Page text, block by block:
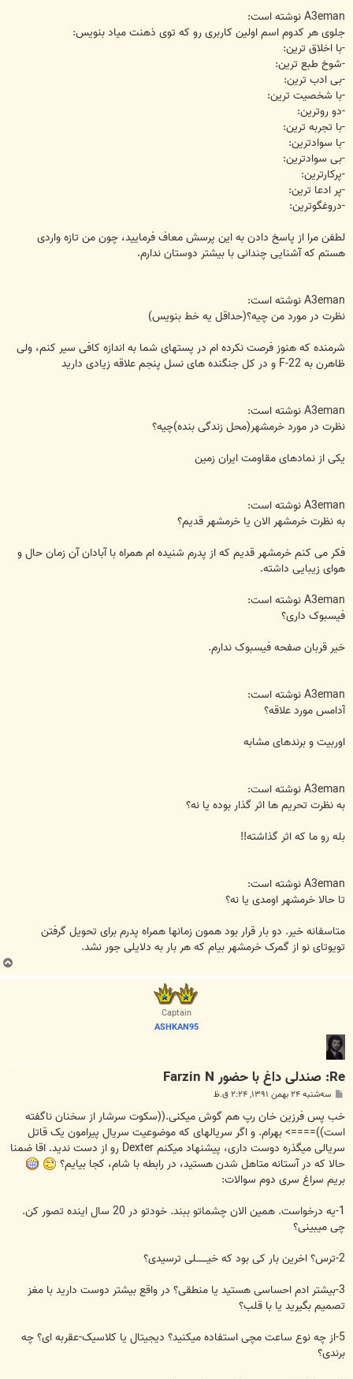
A3eman نوشته است:
جلوی هر کدوم اسم اولین کاربری رو که توی ذهنت میاد بنویس:
-با اخلاق ترین:
-شوخ طبع ترین:
-بی ادب ترین:
-با شخصیت ترین:
-دو روترین:
-با تجربه ترین:
-با سوادترین:
-بی سوادترین:
-پرکارترین:
-پر ادعا ترین:
-دروغگوترین:
لطفن مرا از پاسخ دادن به این پرسش معاف فرمایید، چون من تازه واردی
هستم که آشنایی چندانی با بیشتر دوستان ندارم.
A3eman نوشته است:
نظرت در مورد من چیه؟(حداقل یه خط بنویس)
شرمنده که هنوز فرصت نکرده ام در پستهای شما به اندازه کافی سیر کنم، ولی
ظاهرن به F-22 و در کل جنگنده های نسل پنجم علاقه زیادی دارید
A3eman نوشته است:
نظرت در مورد خرمشهر(محل زندگی بنده)چیه؟
یکی از نمادهای مقاومت ایران زمین
A3eman نوشته است:
به نظرت خرمشهر الان یا خرمشهر قدیم؟
فکر می کنم خرمشهر قدیم که از پدرم شنیده ام همراه با آبادان آن زمان حال و
هوای زیبایی داشته.
A3eman نوشته است:
فیسبوک داری؟
خیر قربان صفحه فیسبوک ندارم.
A3eman نوشته است:
آدامس مورد علاقه؟
اوربیت و برندهای مشابه
A3eman نوشته است:
به نظرت تحریم ها اثر گذار بوده یا نه؟
بله رو ما که اثر گذاشته!!
A3eman نوشته است:
تا حالا خرمشهر اومدی یا نه؟
متاسفانه خیر. دو بار قرار بود همون زمانها همراه پدرم برای تحویل گرفتن
تویوتای نو از گمرک خرمشهر بیام که هر بار به دلایلی جور نشد.
ب
ا
Captain
ASHKAN95
Re: صندلی داغ با حضور Farzin N
پ
ت
سه‌شنبه ۲۴ بهمن ۱۳۹۱, ۲:۲۴ ق.ظ
خب پس فرزین خان رپ هم گوش میکنی.((سکوت سرشار از سخنان ناگفته
است))====> بهرام. و اگر سریالهای که موضوعیت سریال پیرامون یک قاتل
سریالی میگذره دوست داری، پیشنهاد میکنم Dexter رو از دست ندید. اقا ضمنا
حالا که در آستانه متاهل شدن هستید، در رابطه با شام، کجا بیایم؟
بریم سراغ سری دوم سوالات:
1-یه درخواست. همین الان چشماتو ببند. خودتو در 20 سال اینده تصور کن.
چی میبینی؟
2-ترس؟ اخرین بار کی بود که خیـــــــلی ترسیدی؟
3-بیشتر ادم احساسی هستید یا منطقی؟ در واقع بیشتر دوست دارید با مغز
تصمیم بگیرید یا با قلب؟
5-از چه نوع ساعت مچی استفاده میکنید؟ دیجیتال یا کلاسیک-عقربه ای؟ چه
برندی؟